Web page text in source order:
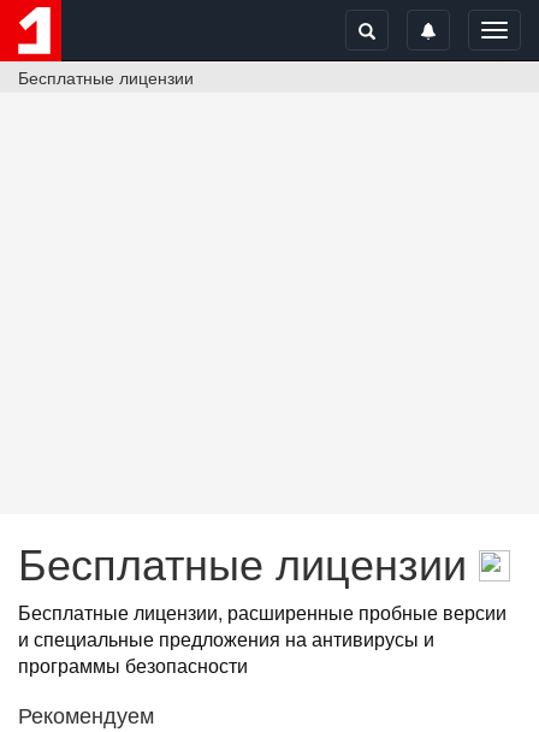
Бесплатные лицензии
Бесплатные лицензии
Бесплатные лицензии, расширенные пробные версии
и специальные предложения на антивирусы и
программы безопасности
Рекомендуем